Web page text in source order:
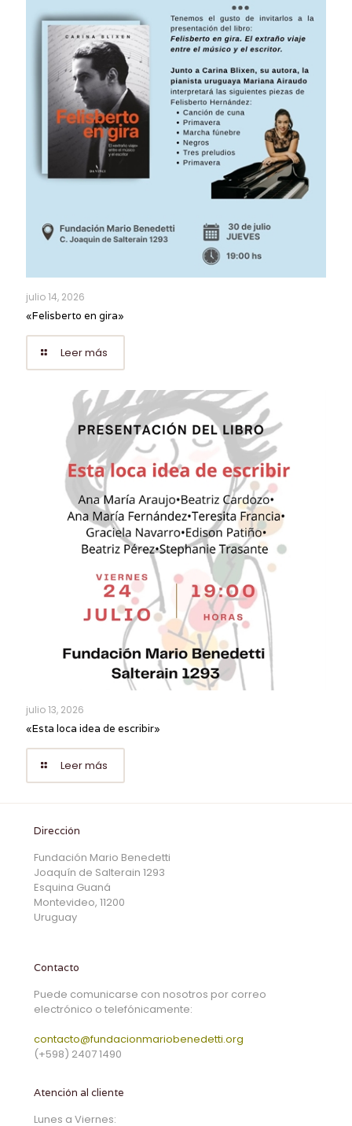
julio 14, 2026
«Felisberto en gira»
Leer más
julio 13, 2026
«Esta loca idea de escribir»
Leer más
Dirección
Fundación Mario Benedetti
Joaquín de Salterain 1293
Esquina Guaná
Montevideo, 11200
Uruguay
Contacto
Puede comunicarse con nosotros por correo
electrónico o telefónicamente:
contacto@fundacionmariobenedetti.org
(+598) 2407 1490
Atención al cliente
Lunes a Viernes: